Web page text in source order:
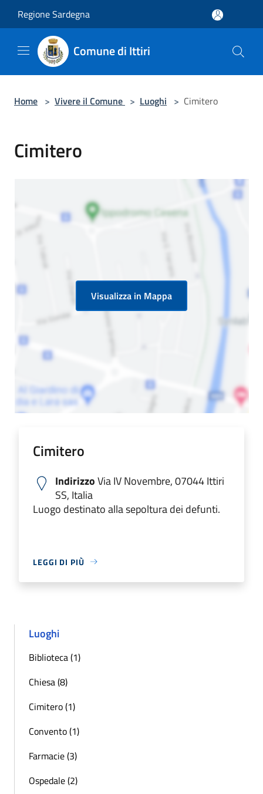
Regione Sardegna
Comune di Ittiri
Home > Vivere il Comune > Luoghi > Cimitero
Cimitero
Visualizza in Mappa
Cimitero
IndirizzoVia IV Novembre, 07044 Ittiri
SS, Italia
Luogo destinato alla sepoltura dei defunti.
LEGGI DI PIÙ
Luoghi
Biblioteca (1)
Chiesa (8)
Cimitero (1)
Convento (1)
Farmacie (3)
Ospedale (2)